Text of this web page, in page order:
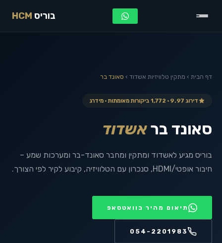
בוריס HCM
דף הבית › מתקין טלוויזיות אשדוד › סאונד בר
דירוג 9.97 · 1,772 ביקורות מאומתות · מידרג
סאונד בר אשדוד
בוריס מגיע לאשדוד ומתקין ומחבר סאונד-בר ומערכות שמע –
חיבור אופטי/HDMI, סנכרון עם הטלוויזיה, קיבוע לקיר לפי הצורך.
תיאום מהיר בוואטסאפ
054-2201983